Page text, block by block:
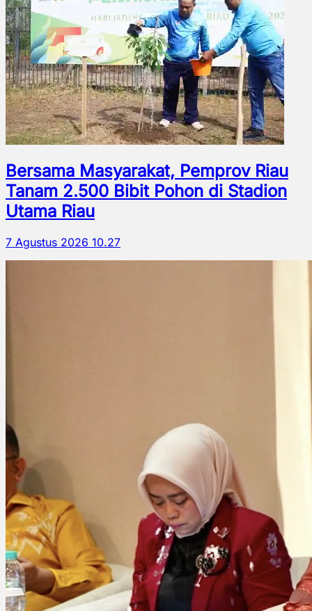
Bersama Masyarakat, Pemprov Riau
Tanam 2.500 Bibit Pohon di Stadion
Utama Riau
7 Agustus 2026 10.27